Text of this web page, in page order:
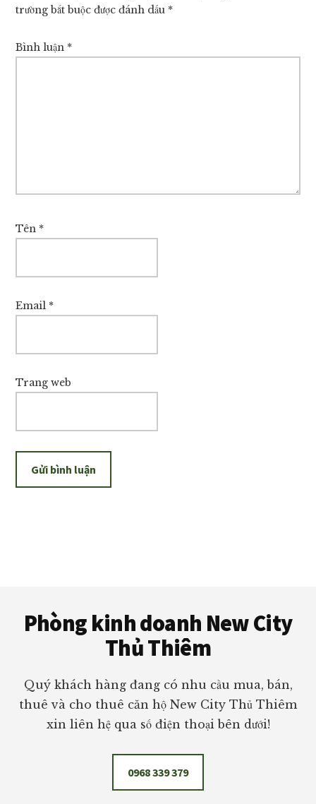
trường bắt buộc được đánh dấu *
Bình luận *
Tên *
Email *
Trang web
Phòng kinh doanh New City
Thủ Thiêm
Quý khách hàng đang có nhu cầu mua, bán,
thuê và cho thuê căn hộ New City Thủ Thiêm
xin liên hệ qua số điện thoại bên dưới!
0968 339 379